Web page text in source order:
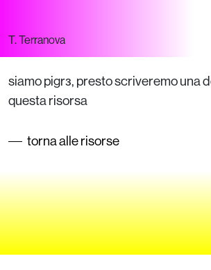
T. Terranova
siamo pigrз, presto scriveremo una
questa risorsa
torna alle risorse